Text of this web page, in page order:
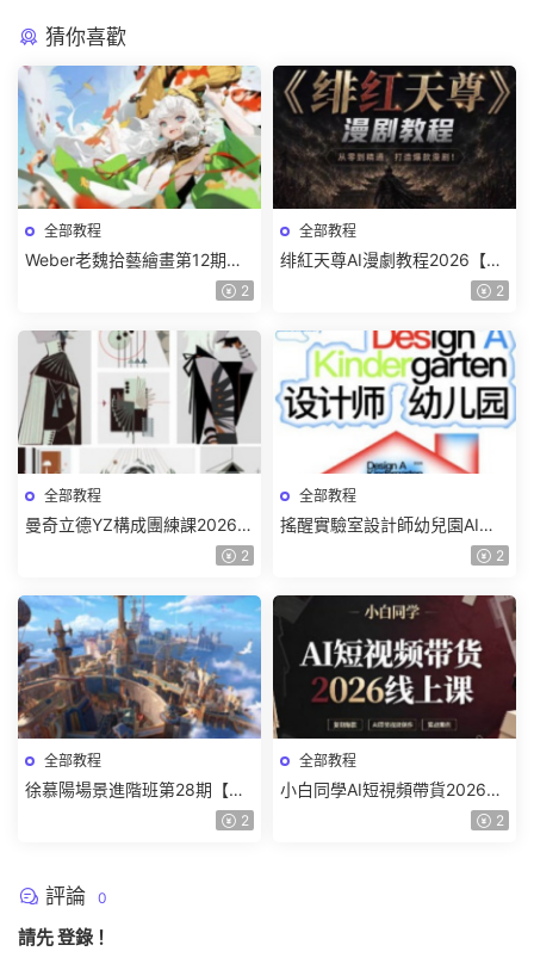
猜你喜歡
全部教程
Weber老魏拾藝繪畫第12期角
色特訓班【畫質不錯隻有視
2
全部教程
绯紅天尊AI漫劇教程2026【畫
2
全部教程
曼奇立德YZ構成團練課2026年
8月已結課【畫質高清有課件】
2
全部教程
搖醒實驗室設計師幼兒園AI軟
件基礎課2025【畫質不錯有素
2
全部教程
徐慕陽場景進階班第28期【畫
2
全部教程
小白同學AI短視頻帶貨2026線
2
評論 0
請先登錄 ！